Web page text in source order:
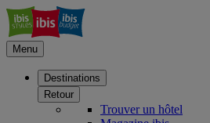
Menu
Destinations
Retour
Trouver un hôtel